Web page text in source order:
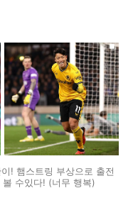
! 햄스트링 부상으로 출전
수있다! (너무 행복)